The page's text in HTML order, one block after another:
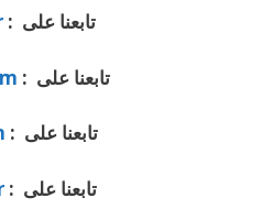
تابعنا على :
تابعنا على :
تابعنا على :
تابعنا على :